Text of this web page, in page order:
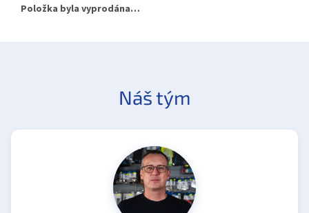
Položka byla vyprodána…
Náš tým